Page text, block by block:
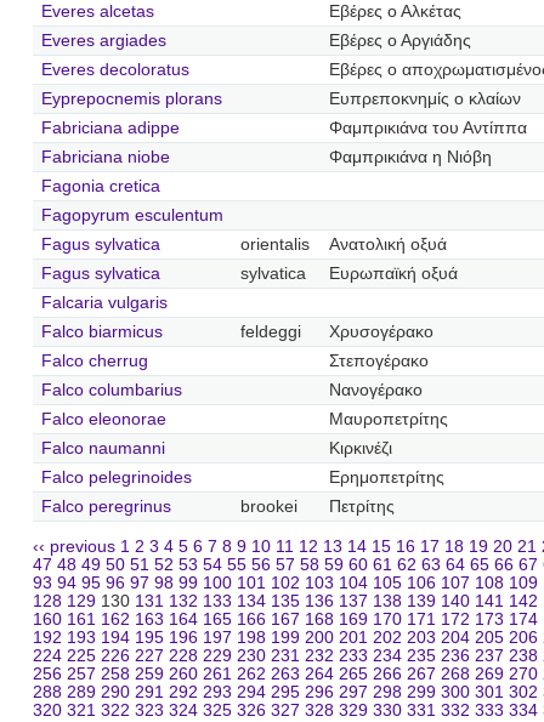
Everes alcetas
Εβέρες ο Αλκέτας
Everes argiades
Εβέρες ο Αργιάδης
Everes decoloratus
Εβέρες ο
Eyprepocnemis plorans
Ευπρεποκνημίς ο κλαίων
Fabriciana adippe
Φαμπρικιάνα του Αντίππα
Fabriciana niobe
Φαμπρικιάνα η Νιόβη
Fagonia cretica
Fagopyrum esculentum
Fagus sylvatica
orientalis
Ανατολική οξυά
Fagus sylvatica
sylvatica
Ευρωπαϊκή οξυά
Falcaria vulgaris
Falco biarmicus
feldeggi
Χρυσογέρακο
Falco cherrug
Στεπογέρακο
Falco columbarius
Νανογέρακο
Falco eleonorae
Μαυροπετρίτης
Falco naumanni
Κιρκινέζι
Falco pelegrinoides
Ερημοπετρίτης
Falco peregrinus
brookei Πετρίτης
‹‹ previous 1 2 3 4 5 6 7 8 9 10 11 12 13 14 15 16 17 18 19 20 21
47 48 49 50 51 52 53 54 55 56 57 58 59 60 61 62 63 64 65 66 67
93 94 95 96 97 98 99 100 101 102 103 104 105 106 107 108 109
128 129 130 131 132 133 134 135 136 137 138 139 140 141 142
160 161 162 163 164 165 166 167 168 169 170 171 172 173 174
192 193 194 195 196 197 198 199 200 201 202 203 204 205 206
224 225 226 227 228 229 230 231 232 233 234 235 236 237 238
256 257 258 259 260 261 262 263 264 265 266 267 268 269 270
288 289 290 291 292 293 294 295 296 297 298 299 300 301 302
320 321 322 323 324 325 326 327 328 329 330 331 332 333 334